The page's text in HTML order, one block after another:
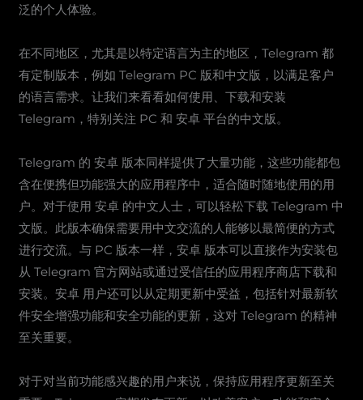
泛的个人体验。
在不同地区，尤其是以特定语言为主的地区，Telegram 都
有定制版本，例如 Telegram PC 版和中文版，以满足客户
的语言需求。让我们来看看如何使用、下载和安装
Telegram，特别关注 PC 和 安卓 平台的中文版。
Telegram 的 安卓 版本同样提供了大量功能，这些功能都包
含在便携但功能强大的应用程序中，适合随时随地使用的用
户。对于使用 安卓 的中文人士，可以轻松下载 Telegram 中
文版。此版本确保需要用中文交流的人能够以最简便的方式
进行交流。与 PC 版本一样，安卓 版本可以直接作为安装包
从 Telegram 官方网站或通过受信任的应用程序商店下载和
安装。安卓 用户还可以从定期更新中受益，包括针对最新软
件安全增强功能和安全功能的更新，这对 Telegram 的精神
至关重要。
对于对当前功能感兴趣的用户来说，保持应用程序更新至关